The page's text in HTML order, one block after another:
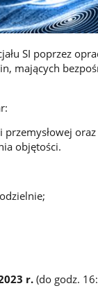
SI poprzez
mających
objętości.
r.(do godz.